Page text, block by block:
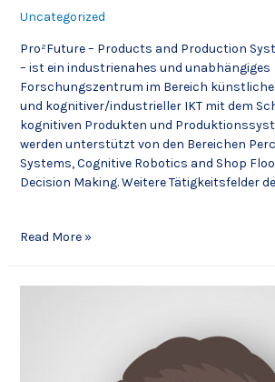
Uncategorized
Pro²Future – Products and Production
– ist ein industrienahes und unabhängiges
Forschungszentrum im Bereich
und kognitiver/industrieller IKT mit dem
kognitiven Produkten und
werden unterstützt von den Bereichen
Systems, Cognitive Robotics and Shop
Decision Making. Weitere Tätigkeitsfelder
Read More »